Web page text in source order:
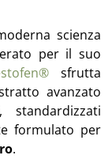
scienza
per il suo
sfrutta
avanzato
standardizzati
formulato per
.